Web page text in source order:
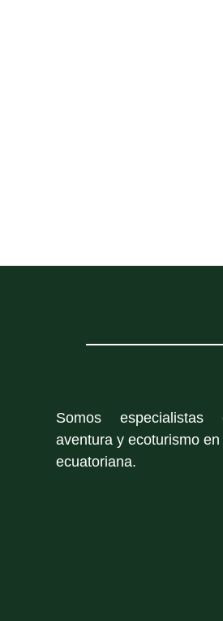
Somos especialistas
aventura y ecoturismo
ecuatoriana.